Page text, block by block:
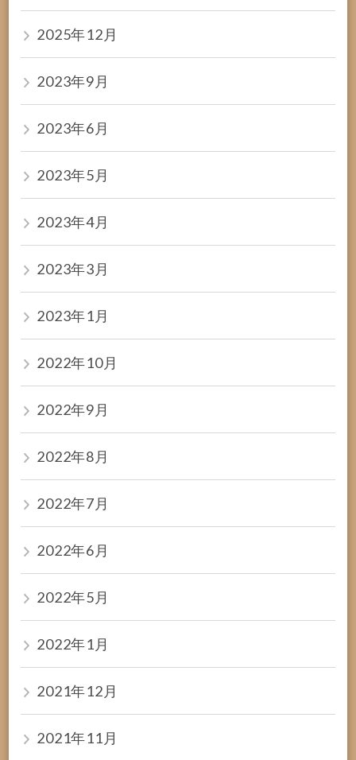
2025年12月
2023年9月
2023年6月
2023年5月
2023年4月
2023年3月
2023年1月
2022年10月
2022年9月
2022年8月
2022年7月
2022年6月
2022年5月
2022年1月
2021年12月
2021年11月